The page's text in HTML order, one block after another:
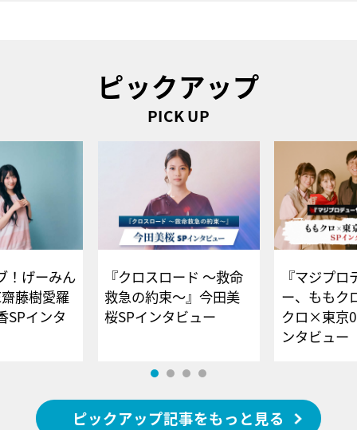
ピックアップ
PICK UP
！げーみん
藤樹愛羅
SPインタ
『クロスロード ～救命
救急の約束～』今田美
桜SPインタビュー
『マジプロ
ー、ももク
クロ×東京
ンタビュー
ピックアップ記事をもっと見る